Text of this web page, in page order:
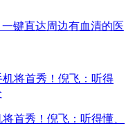
键直达周边有血清的医
首秀！倪飞：听得懂、